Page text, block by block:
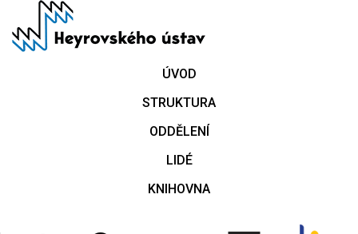
hlavnímu
ÚVOD
STRUKTURA
ODDĚLENÍ
LIDÉ
KNIHOVNA